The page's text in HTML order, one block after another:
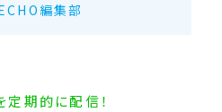
編集部
期的に配信！